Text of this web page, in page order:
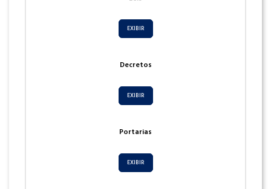
EXIBIR
Decretos
EXIBIR
Portarias
EXIBIR